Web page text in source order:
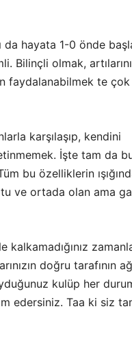
da hayata 1-0 önde
Bilinçli olmak, artılarını
faydalanabilmek te çok
karşılaşıp, kendini
İşte tam da
bu özelliklerin
ve ortada olan ama
doğru tarafının
kulüp her
edersiniz. Taa ki siz